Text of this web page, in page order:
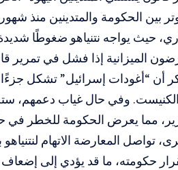
بين الحكومة والمتدينين منذ
حيث يواجه نتنياهو ضغوطًا
الميزانية إذا فشل في تمرير
أن “أغودات إسرائيل” تشكل
مما يعرض الحكومة للخطر
تواصل المعارضة الاتهام
حكومته، ما قد يؤدي إلى